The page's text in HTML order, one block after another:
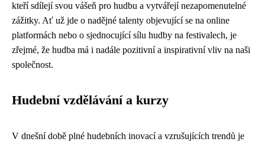
kteří sdílejí svou vášeň pro hudbu a vytvářejí nezapomenutelné
zážitky. Ať už jde o nadějné talenty objevující se na online
platformách nebo o sjednocující sílu hudby na festivalech, je
zřejmé, že hudba má i nadále pozitivní a inspirativní vliv na naši
společnost.
Hudební vzdělávání a kurzy
V dnešní době plné hudebních inovací a vzrušujících trendů je